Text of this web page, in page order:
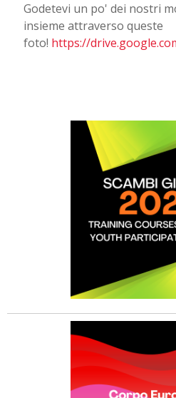
Godetevi un po' dei nostri
insieme attraverso queste
foto! https://